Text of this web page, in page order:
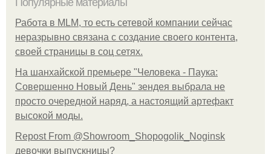
Популярные материалы
Работа в MLM, то есть сетевой компании сейчас
неразрывно связана с создание своего контента,
своей страницы в соц сетях.
На шанхайской премьере "Человека - Паука:
Совершенно Новый День" зендея выбрала не
просто очередной наряд, а настоящий артефакт
высокой моды.
Repost From @Showroom_Shopogolik_Noginsk
девочки выпускницы?